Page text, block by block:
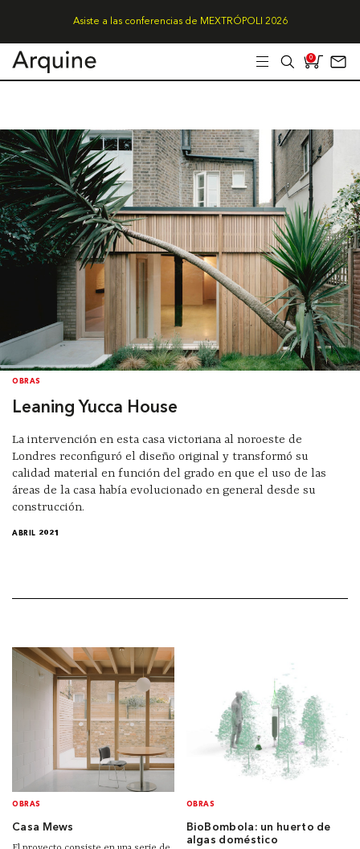
Asiste a las conferencias de MEXTRÓPOLI 2026
0
OBRAS
Leaning Yucca House
La intervención en esta casa victoriana al noroeste de
Londres reconfiguró el diseño original y transformó su
calidad material en función del grado en que el uso de las
áreas de la casa había evolucionado en general desde su
construcción.
ABRIL 2021
OBRAS
Casa Mews
OBRAS
BioBombola: un huerto de
algas doméstico